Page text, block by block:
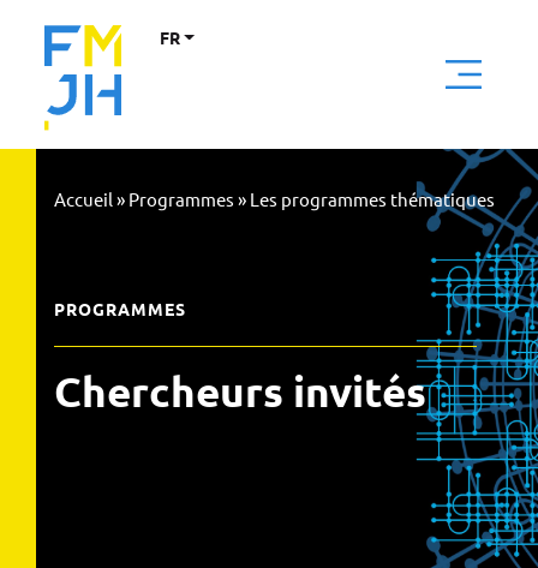
FR
Accueil » Programmes » Les programmes thématiques
PROGRAMMES
Chercheurs invités